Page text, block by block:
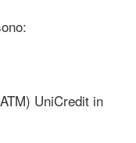
UniCredit in